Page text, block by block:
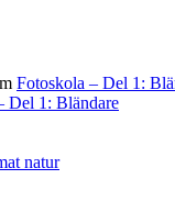
Fotoskola – Del 1:
Del 1: Bländare
natur